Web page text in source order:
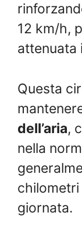
12 km/h,
attenuata
Questa
dell’aria,
nella
chilometri
giornata.